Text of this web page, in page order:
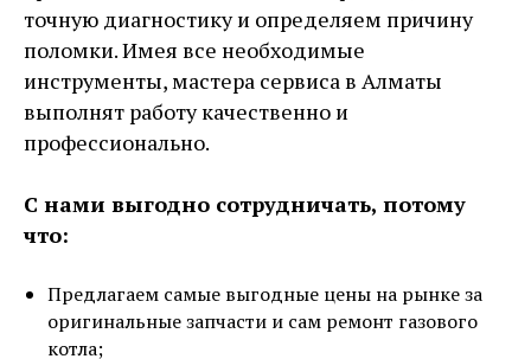
точную диагностику и определяем причину
поломки. Имея все необходимые
инструменты, мастера сервиса в Алматы
выполнят работу качественно и
профессионально.
С нами выгодно сотрудничать, потому
что:
Предлагаем самые выгодные цены на рынке за
оригинальные запчасти и сам ремонт газового
котла;